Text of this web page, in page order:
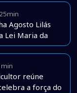
Agosto Lilás
Lei Maria da
reúne
a força do